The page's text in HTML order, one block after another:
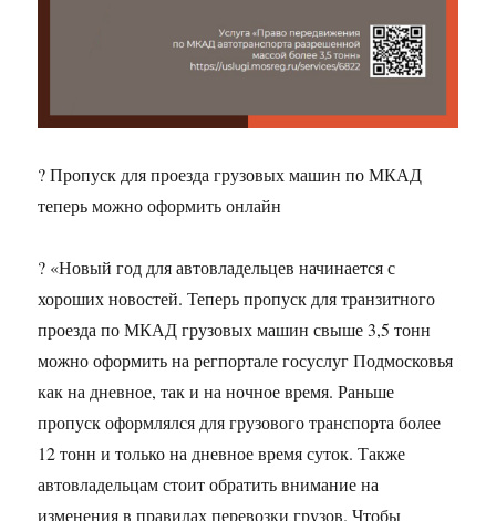
? Пропуск для проезда грузовых машин по МКАД
теперь можно оформить онлайн
? «Новый год для автовладельцев начинается с
хороших новостей. Теперь пропуск для транзитного
проезда по МКАД грузовых машин свыше 3,5 тонн
можно оформить на регпортале госуслуг Подмосковья
как на дневное, так и на ночное время. Раньше
пропуск оформлялся для грузового транспорта более
12 тонн и только на дневное время суток. Также
автовладельцам стоит обратить внимание на
изменения в правилах перевозки грузов. Чтобы